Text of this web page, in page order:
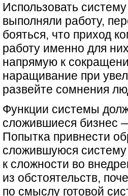
Использовать
выполняли работу,
бояться, что приход
работу именно для
напрямую к
наращивание при
развейте сомнения
Функции системы
сложившиеся бизнес
Попытка привнести
сложившуюся систему
к сложности во
из обстоятельств,
по смыслу готовой